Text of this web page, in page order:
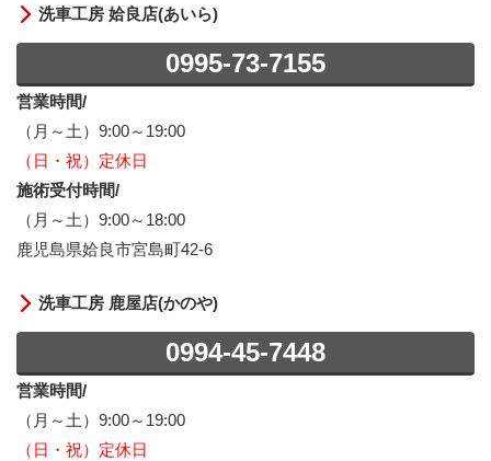
洗車工房 姶良店(あいら)
0995-73-7155
営業時間/
（月～土）9:00～19:00
（日・祝）定休日
施術受付時間/
（月～土）9:00～18:00
鹿児島県姶良市宮島町42-6
洗車工房 鹿屋店(かのや)
0994-45-7448
営業時間/
（月～土）9:00～19:00
（日・祝）定休日